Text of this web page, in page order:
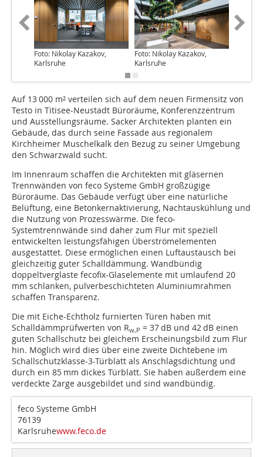
Foto: Nikolay Kazakov,
Karlsruhe
Foto: Nikolay Kazakov,
Karlsruhe
Auf 13 000 m² verteilen sich auf dem neuen Firmensitz von
Testo in Titisee-Neustadt Büroräume, Konferenzzentrum
und Ausstellungsräume. Sacker Architekten planten ein
Gebäude, das durch seine Fassade aus regionalem
Kirchheimer Muschelkalk den Bezug zu seiner Umgebung
den Schwarzwald sucht.
Im Innenraum schaffen die Architekten mit gläsernen
Trennwänden von feco Systeme GmbH großzügige
Büroräume. Das Gebäude verfügt über eine natürliche
Belüftung, eine Betonkernaktivierung, Nachtauskühlung und
die Nutzung von Prozesswärme. Die feco-
Systemtrennwände sind daher zum Flur mit speziell
entwickelten leistungsfähigen Überströmelementen
ausgestattet. Diese ermöglichen einen Luftaustausch bei
gleichzeitig guter Schalldämmung. Wandbündig
doppeltverglaste fecofix-Glaselemente mit umlaufend 20
mm schlanken, pulverbeschichteten Aluminiumrahmen
schaffen Transparenz.
Die mit Eiche-Echtholz furnierten Türen haben mit
Schalldämmprüfwerten von Rw,P = 37 dB und 42 dB einen
guten Schallschutz bei gleichem Erscheinungsbild zum Flur
hin. Möglich wird dies über eine zweite Dichtebene im
Schallschutzklasse-3-Türblatt als Anschlagsdichtung und
durch ein 85 mm dickes Türblatt. Sie haben außerdem eine
verdeckte Zarge ausgebildet und sind wandbündig.
feco Systeme GmbH
76139
Karlsruhewww.feco.de